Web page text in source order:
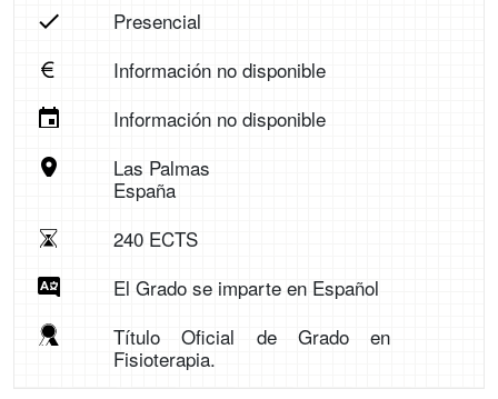
Presencial
Información no disponible
Información no disponible
Las Palmas
España
240 ECTS
El Grado se imparte en Español
Título Oficial de Grado en
Fisioterapia.